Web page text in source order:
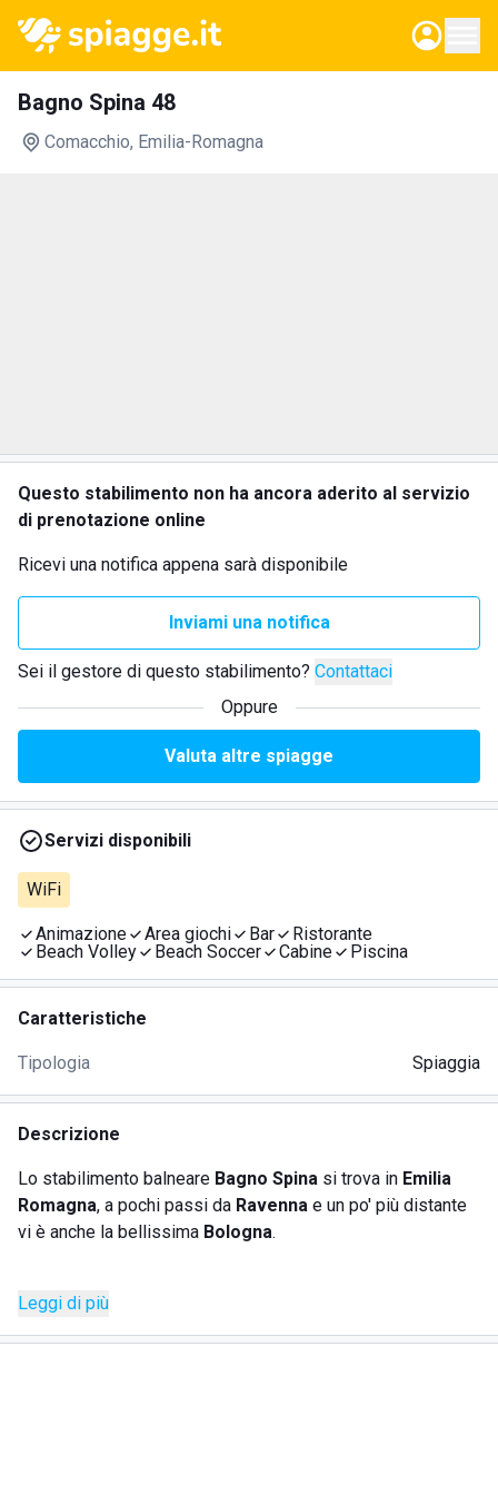
Bagno Spina 48
Comacchio, Emilia-Romagna
Questo stabilimento non ha ancora aderito al servizio
di prenotazione online
Ricevi una notifica appena sarà disponibile
Inviami una notifica
Sei il gestore di questo stabilimento? Contattaci
Oppure
Valuta altre spiagge
Servizi disponibili
WiFi
Animazione Area giochi Bar
Ristorante
Beach Volley
Beach Soccer Cabine Piscina
Caratteristiche
Tipologia Spiaggia
Descrizione
Lo stabilimento balneare Bagno Spina si trova in Emilia
Romagna, a pochi passi da Ravenna e un po' più distante
vi è anche la bellissima Bologna.
ricreative di cui dispone, capaci di tenere impegnati dai più
piccoli ai più grandi con diversi giochi.
Leggi di più